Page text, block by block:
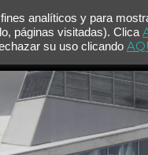
analíticos y para
páginas visitadas). Clica
su uso clicando